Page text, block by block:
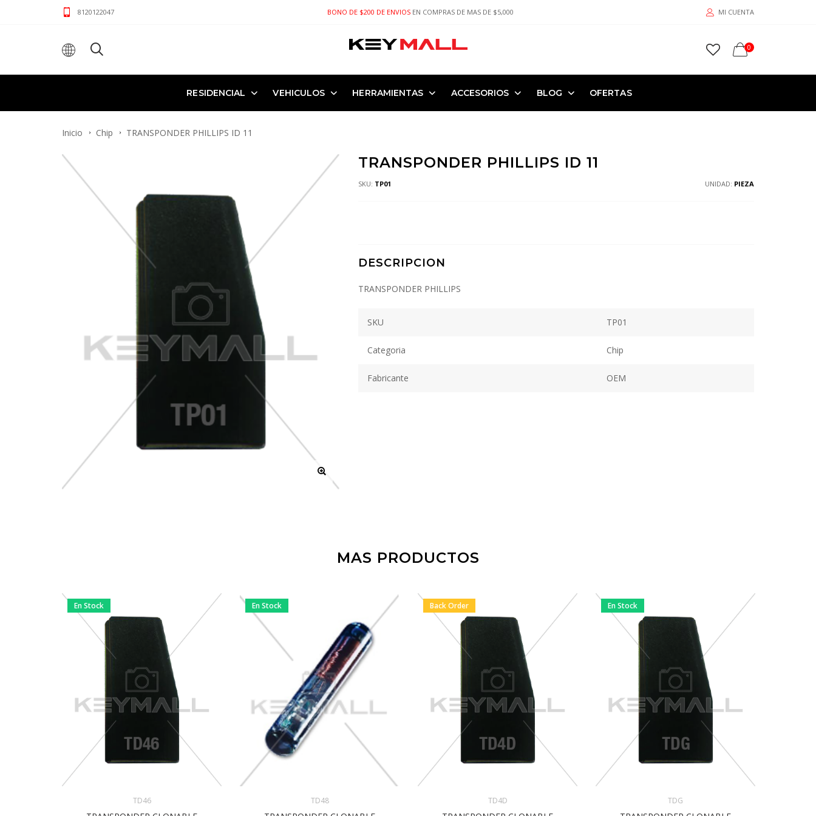
8120122047 BONO DE $200 DE ENVIOS EN COMPRAS DE MAS DE $5,000 MI CUENTA
0
RESIDENCIAL VEHICULOS HERRAMIENTAS ACCESORIOS BLOG OFERTAS
Inicio Chip TRANSPONDER PHILLIPS ID 11
TRANSPONDER PHILLIPS ID 11
SKU: TP01 UNIDAD: PIEZA
DESCRIPCION
TRANSPONDER PHILLIPS
SKU TP01
Categoria Chip
Fabricante OEM
MAS PRODUCTOS
En Stock
TD46
En Stock
TD48
Back Order
TD4D
En Stock
TDG